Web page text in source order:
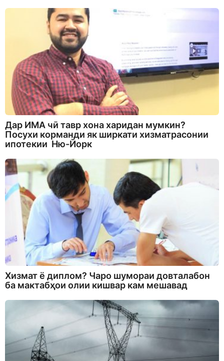
Дар ИМА чӣ тавр хона харидан мумкин?
Посухи корманди як ширкати хизматрасонии
ипотекии Ню-Йорк
Хизмат ё диплом? Чаро шумораи довталабон
ба мактабҳои олии кишвар кам мешавад